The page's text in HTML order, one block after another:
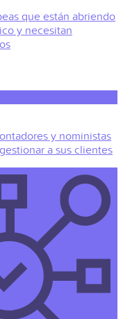
que están abriendo
y necesitan
y noministas
a sus clientes